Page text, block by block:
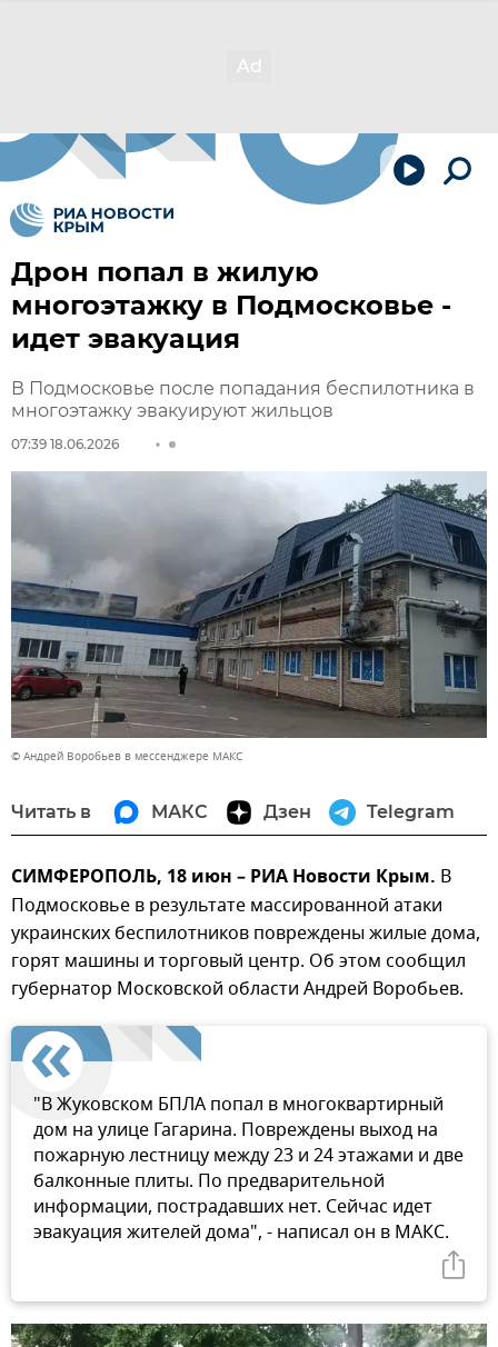
Дрон попал в жилую
многоэтажку в Подмосковье -
идет эвакуация
В Подмосковье после попадания беспилотника в
многоэтажку эвакуируют жильцов
07:39 18.06.2026
© Андрей Воробьев в мессенджере МАКС
Читать в МАКС Дзен Telegram
СИМФЕРОПОЛЬ, 18 июн – РИА Новости Крым. В
Подмосковье в результате массированной атаки
украинских беспилотников повреждены жилые дома,
горят машины и торговый центр. Об этом сообщил
губернатор Московской области Андрей Воробьев.
"В Жуковском БПЛА попал в многоквартирный
дом на улице Гагарина. Повреждены выход на
пожарную лестницу между 23 и 24 этажами и две
балконные плиты. По предварительной
информации, пострадавших нет. Сейчас идет
эвакуация жителей дома", - написал он в МАКС.